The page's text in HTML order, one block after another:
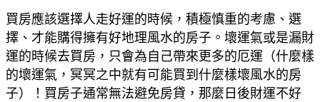
買房應該選擇人走好運的時候，積極慎重的考慮、選
擇、才能購得擁有好地理風水的房子。壞運氣或是漏財
運的時候去買房，只會為自己帶來更多的厄運（什麼樣
的壞運氣，冥冥之中就有可能買到什麼樣壞風水的房
子）！買房子通常無法避免房貸，那麼日後財運不好